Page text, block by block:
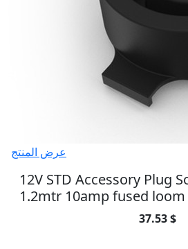
عرض المنتج
12V STD Accessory Plug
1.2mtr 10amp fused loom
37.53 $